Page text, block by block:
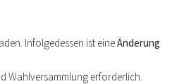
Infolgedessen ist eineÄnderung
Wahlversammlung erforderlich.